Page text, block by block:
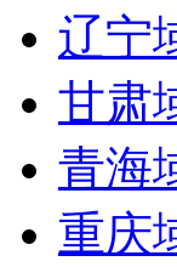
辽宁
甘肃
青海
重庆